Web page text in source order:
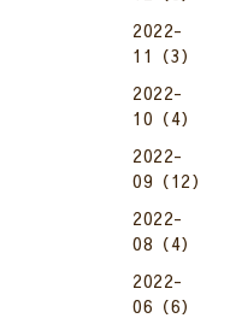
2022-
11（3）
2022-
10（4）
2022-
09（12）
2022-
08（4）
2022-
06（6）